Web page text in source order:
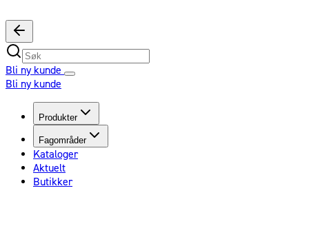
Bli ny kunde
Bli ny kunde
Produkter
Fagområder
Kataloger
Aktuelt
Butikker